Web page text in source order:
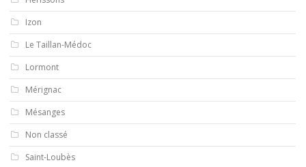
Izon
Le Taillan-Médoc
Lormont
Mérignac
Mésanges
Non classé
Saint-Loubès